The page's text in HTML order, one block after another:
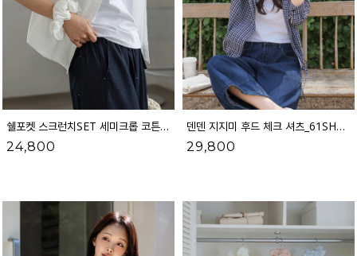
쉘포켓 스크런치SET 세미크롭 코튼 셔츠(반팔VER.)_62SH2179
24,800
덴덴 지지미 후드 체크 셔츠_61SH2105
29,800